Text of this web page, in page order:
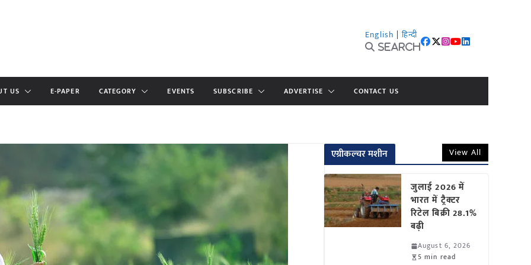
English | हिन्दी
Search
US E-PAPER CATEGORY EVENTS SUBSCRIBE ADVERTISE CONTACT US
एग्रीकल्चर मशीन View All
जुलाई 2026 में
भारत में ट्रैक्टर
रिटेल बिक्री 28.1%
बढ़ी
August 6, 2026
5 min read